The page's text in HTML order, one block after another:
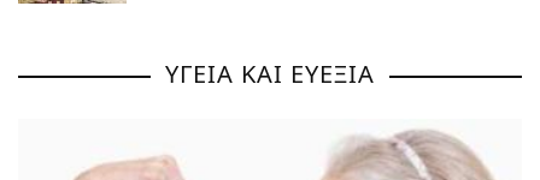
ΥΓΕΙΑ ΚΑΙ ΕΥΕΞΙΑ